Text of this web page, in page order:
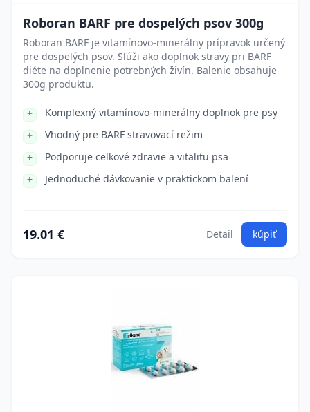
Roboran BARF pre dospelých psov 300g
Roboran BARF je vitamínovo-minerálny prípravok určený
pre dospelých psov. Slúži ako doplnok stravy pri BARF
diéte na doplnenie potrebných živín. Balenie obsahuje
300g produktu.
Komplexný vitamínovo-minerálny doplnok pre psy
Vhodný pre BARF stravovací režim
Podporuje celkové zdravie a vitalitu psa
Jednoduché dávkovanie v praktickom balení
19.01 € Detail kúpiť